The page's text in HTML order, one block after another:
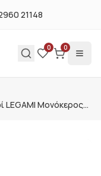
21148
0 0
LEGAMI Μονόκερος